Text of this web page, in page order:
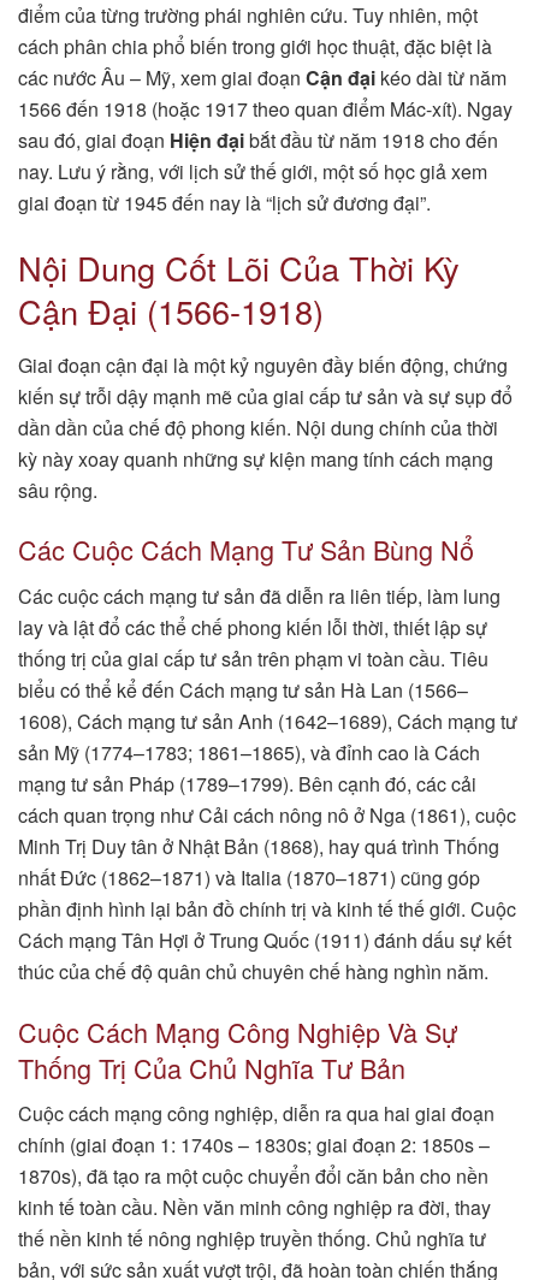
điểm của từng trường phái nghiên cứu. Tuy nhiên, một
cách phân chia phổ biến trong giới học thuật, đặc biệt là
các nước Âu – Mỹ, xem giai đoạn Cận đại kéo dài từ năm
1566 đến 1918 (hoặc 1917 theo quan điểm Mác-xít). Ngay
sau đó, giai đoạn Hiện đạibắt đầu từ năm 1918 cho đến
nay. Lưu ý rằng, với lịch sử thế giới, một số học giả xem
giai đoạn từ 1945 đến nay là “lịch sử đương đại”.
Nội Dung Cốt Lõi Của Thời Kỳ
Cận Đại (1566-1918)
Giai đoạn cận đại là một kỷ nguyên đầy biến động, chứng
kiến sự trỗi dậy mạnh mẽ của giai cấp tư sản và sự sụp đổ
dần dần của chế độ phong kiến. Nội dung chính của thời
kỳ này xoay quanh những sự kiện mang tính cách mạng
sâu rộng.
Các Cuộc Cách Mạng Tư Sản Bùng Nổ
Các cuộc cách mạng tư sản đã diễn ra liên tiếp, làm lung
lay và lật đổ các thể chế phong kiến lỗi thời, thiết lập sự
thống trị của giai cấp tư sản trên phạm vi toàn cầu. Tiêu
biểu có thể kể đến Cách mạng tư sản Hà Lan (1566–
1608), Cách mạng tư sản Anh (1642–1689), Cách mạng tư
sản Mỹ (1774–1783; 1861–1865), và đỉnh cao là Cách
mạng tư sản Pháp (1789–1799). Bên cạnh đó, các cải
cách quan trọng như Cải cách nông nô ở Nga (1861), cuộc
Minh Trị Duy tân ở Nhật Bản (1868), hay quá trình Thống
nhất Đức (1862–1871) và Italia (1870–1871) cũng góp
phần định hình lại bản đồ chính trị và kinh tế thế giới. Cuộc
Cách mạng Tân Hợi ở Trung Quốc (1911) đánh dấu sự kết
thúc của chế độ quân chủ chuyên chế hàng nghìn năm.
Cuộc Cách Mạng Công Nghiệp Và Sự
Thống Trị Của Chủ Nghĩa Tư Bản
Cuộc cách mạng công nghiệp, diễn ra qua hai giai đoạn
chính (giai đoạn 1: 1740s – 1830s; giai đoạn 2: 1850s –
1870s), đã tạo ra một cuộc chuyển đổi căn bản cho nền
kinh tế toàn cầu. Nền văn minh công nghiệp ra đời, thay
thế nền kinh tế nông nghiệp truyền thống. Chủ nghĩa tư
bản, với sức sản xuất vượt trội, đã hoàn toàn chiến thắng